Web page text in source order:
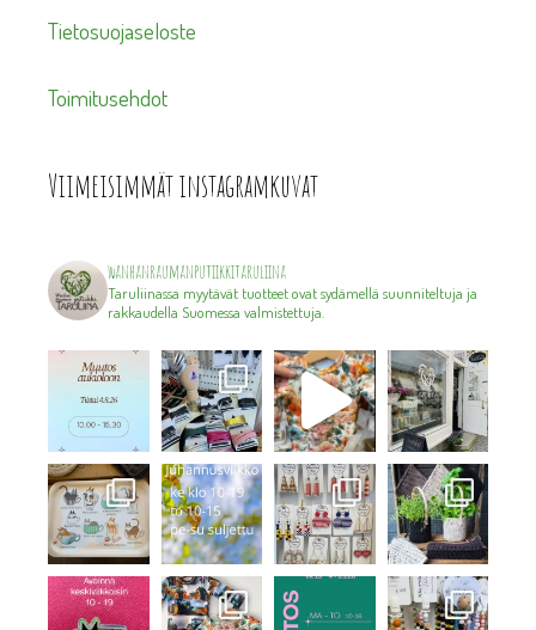
Tietosuojaseloste
Toimitusehdot
Viimeisimmät instagramkuvat
wanhanraumanputiikkitaruliina
Taruliinassa myytävät tuotteet ovat sydämellä suunniteltuja ja
rakkaudella Suomessa valmistettuja.